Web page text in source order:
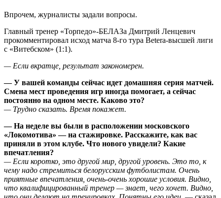
Впрочем, журналисты задали вопросы.
Главный тренер «Торпедо»-БЕЛАЗа Дмитрий Ленцевич
прокомментировал исход матча 8-го тура Betera-высшей лиги
с «Витебском» (1:1).
— Если вкратце, результат закономерен.
— У вашей команды сейчас идет домашняя серия матчей.
Смена мест проведения игр иногда помогает, а сейчас
постоянно на одном месте. Каково это?
— Трудно сказать. Время покажет.
— На неделе вы были в расположении московского
«Локомотива» — на стажировке. Расскажите, как вас
приняли в этом клубе. Что нового увидели? Какие
впечатления?
— Если коротко, это другой мир, другой уровень. Это то, к
чему надо стремиться белорусским футболистам. Очень
приятные впечатления, очень-очень хорошие условия. Видно,
что квалифицированный тренер — знает, чего хочет. Видно,